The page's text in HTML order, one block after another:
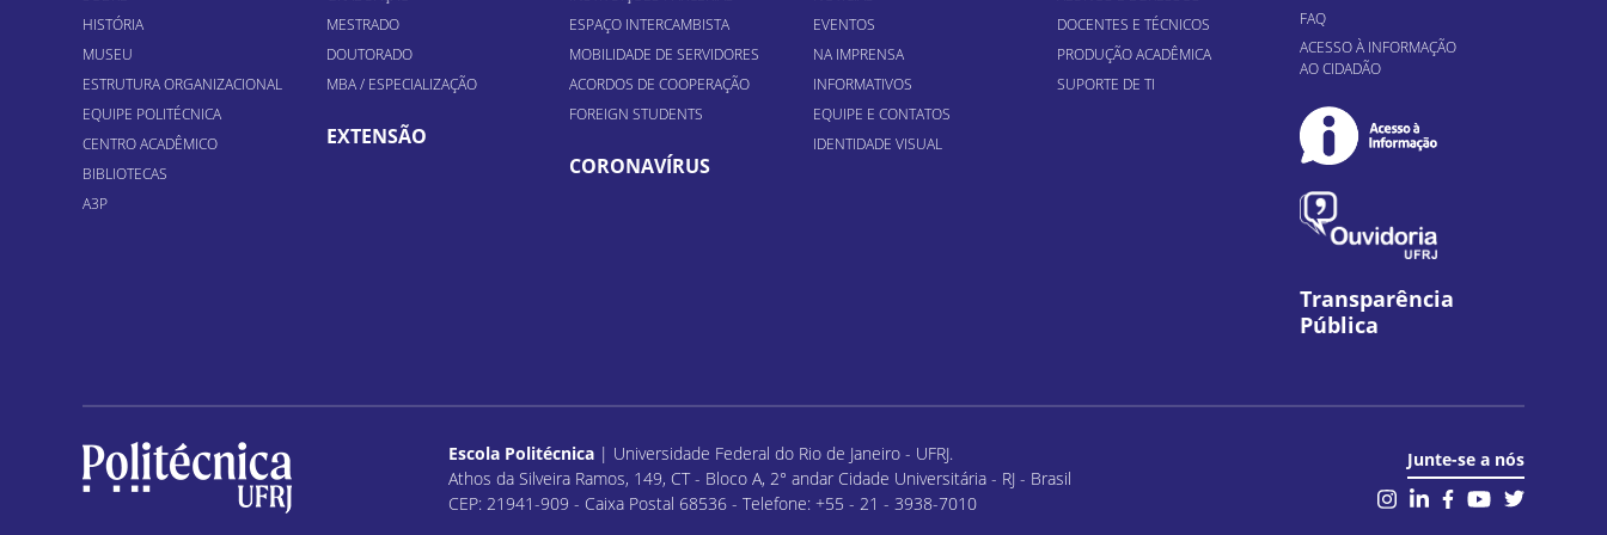
HISTÓRIA
MUSEU
ESTRUTURA ORGANIZACIONAL
EQUIPE POLITÉCNICA
CENTRO ACADÊMICO
BIBLIOTECAS
A3P
MESTRADO
DOUTORADO
MBA / ESPECIALIZAÇÃO
EXTENSÃO
ESPAÇO INTERCAMBISTA
MOBILIDADE DE SERVIDORES
ACORDOS DE COOPERAÇÃO
FOREIGN STUDENTS
CORONAVÍRUS
EVENTOS
NA IMPRENSA
INFORMATIVOS
EQUIPE E CONTATOS
IDENTIDADE VISUAL
DOCENTES E TÉCNICOS
PRODUÇÃO ACADÊMICA
SUPORTE DE TI
FAQ
ACESSO À INFORMAÇÃO
AO CIDADÃO
Transparência
Pública
Escola Politécnica| Universidade Federal do Rio de Janeiro - UFRJ.
Athos da Silveira Ramos, 149, CT - Bloco A, 2° andar Cidade Universitária - RJ - Brasil
CEP: 21941-909 - Caixa Postal 68536 - Telefone: +55 - 21 - 3938-7010
Junte-se a nós